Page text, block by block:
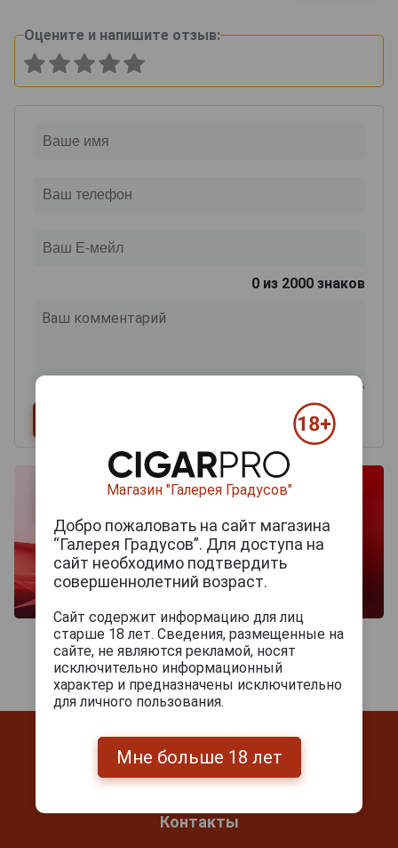
Оцените и напишите отзыв:
0 из 2000 знаков
Контакты
Магазин "Галерея Градусов"
Добро пожаловать на сайт магазина
“Галерея Градусов”. Для доступа на
сайт необходимо подтвердить
совершеннолетний возраст.
Сайт содержит информацию для лиц
старше 18 лет. Сведения, размещенные на
сайте, не являются рекламой, носят
исключительно информационный
характер и предназначены исключительно
для личного пользования.
Мне больше 18 лет